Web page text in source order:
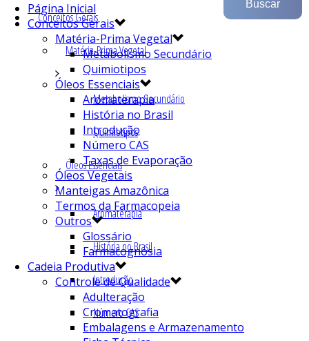
Conceitos Gerais
Matéria-Prima Vegetal
Metabolismo Secundário
Quimiotipos
Óleos Essenciais
Aromaterapia
História no Brasil
Introdução
Número CAS
Página Inicial
Conceitos Gerais
Matéria-Prima Vegetal
Metabolismo Secundário
Quimiotipos
Óleos Essenciais
Aromaterapia
História no Brasil
Introdução
Número CAS
Taxas de Evaporação
Óleos Vegetais
Manteigas Amazônica
Termos da Farmacopeia
Outros
Glossário
Farmacognosia
Cadeia Produtiva
Controle de Qualidade
Adulteração
Cromatografia
Embalagens e Armazenamento